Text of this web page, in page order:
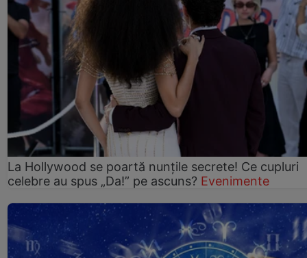
La Hollywood se poartă nunțile secrete! Ce cupluri
celebre au spus „Da!” pe ascuns? Evenimente